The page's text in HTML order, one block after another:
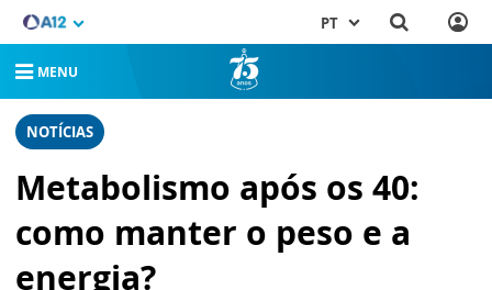
PT
MENU
NOTÍCIAS
Metabolismo após os 40:
como manter o peso e a
energia?